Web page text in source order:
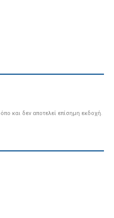
και δεν αποτελεί επίσημη εκδοχή.